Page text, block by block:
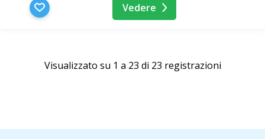
Vedere
Visualizzato su 1 a 23 di 23 registrazioni